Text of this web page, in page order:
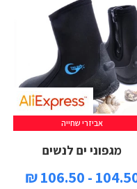
אביזרי שחייה
מגפוני ים לנשים
104.50 -